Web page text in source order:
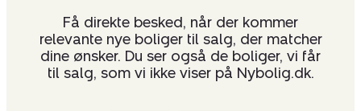
Få direkte besked, når der kommer
relevante nye boliger til salg, der matcher
dine ønsker. Du ser også de boliger, vi får
til salg, som vi ikke viser på Nybolig.dk.